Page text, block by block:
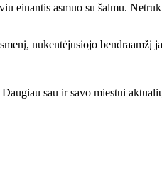
einantis asmuo su šalmu.
nukentėjusiojo bendraamžį
sau ir savo miestui